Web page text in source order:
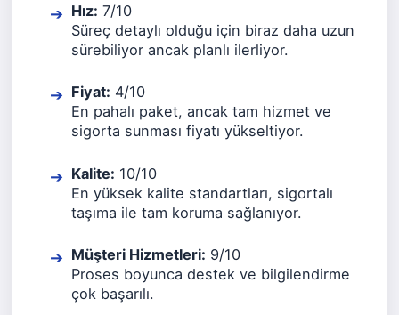
Hız: 7/10
Süreç detaylı olduğu için biraz daha uzun
sürebiliyor ancak planlı ilerliyor.
Fiyat: 4/10
En pahalı paket, ancak tam hizmet ve
sigorta sunması fiyatı yükseltiyor.
Kalite: 10/10
En yüksek kalite standartları, sigortalı
taşıma ile tam koruma sağlanıyor.
Müşteri Hizmetleri: 9/10
Proses boyunca destek ve bilgilendirme
çok başarılı.